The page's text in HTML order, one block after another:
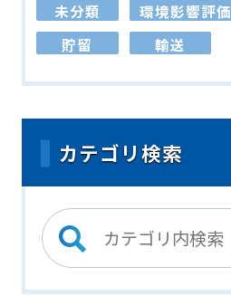
未分類
環境影響評価
貯留
輸送
カテゴリ検索